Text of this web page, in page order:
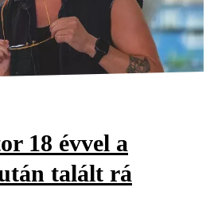
18 évvel a
talált rá